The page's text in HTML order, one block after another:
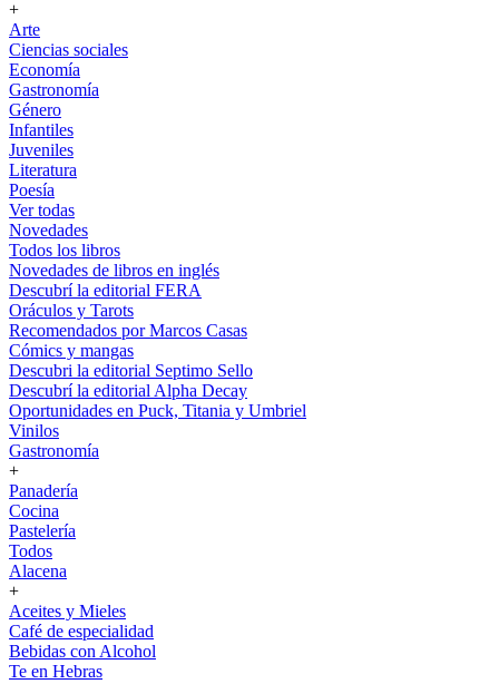
+
Arte
Ciencias sociales
Economía
Gastronomía
Género
Infantiles
Juveniles
Literatura
Poesía
Ver todas
Novedades
Todos los libros
Novedades de libros en inglés
Descubrí la editorial FERA
Oráculos y Tarots
Recomendados por Marcos Casas
Cómics y mangas
Descubri la editorial Septimo Sello
Descubrí la editorial Alpha Decay
Oportunidades en Puck, Titania y Umbriel
Vinilos
Gastronomía
+
Panadería
Cocina
Pastelería
Todos
Alacena
+
Aceites y Mieles
Café de especialidad
Bebidas con Alcohol
Te en Hebras